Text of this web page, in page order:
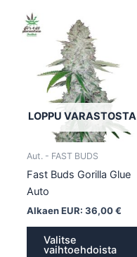
LOPPU VARASTOSTA
Aut. - FAST BUDS
Fast Buds Gorilla Glue
Auto
Alkaen EUR: 36,00€
Valitse
vaihtoehdoista